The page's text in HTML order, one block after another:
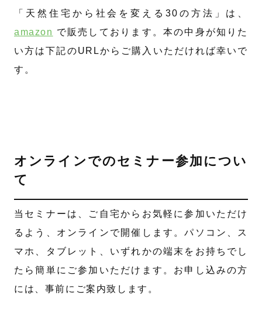
「天然住宅から社会を変える30の方法」は、
amazon で販売しております。本の中身が知りた
い方は下記のURLからご購入いただければ幸いで
す。
オンラインでのセミナー参加につい
て
当セミナーは、ご自宅からお気軽に参加いただけ
るよう、オンラインで開催します。パソコン、ス
マホ、タブレット、いずれかの端末をお持ちでし
たら簡単にご参加いただけます。お申し込みの方
には、事前にご案内致します。